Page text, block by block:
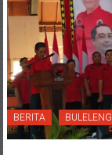
BERITA BULELENG